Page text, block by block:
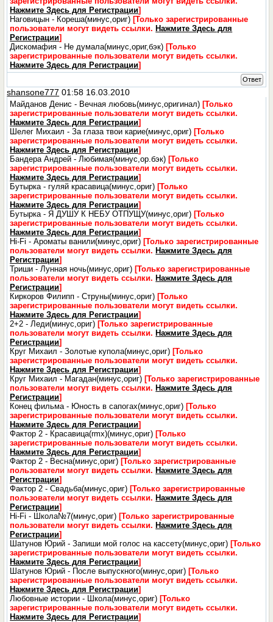
Нажмите Здесь для Регистрации]
Наговицын - Кореша(минус,ориг) [Только зарегистрированные
пользователи могут видеть ссылки. Нажмите Здесь для
Регистрации]
Дискомафия - Не думала(минус,ориг,бэк) [Только
зарегистрированные пользователи могут видеть ссылки.
Нажмите Здесь для Регистрации]
Ответ
shansone777 01:58 16.03.2010
Майданов Денис - Вечная любовь(минус,оригинал) [Только
зарегистрированные пользователи могут видеть ссылки.
Нажмите Здесь для Регистрации]
Шелег Михаил - За глаза твои карие(минус,ориг) [Только
зарегистрированные пользователи могут видеть ссылки.
Нажмите Здесь для Регистрации]
Бандера Андрей - Любимая(минус,ор.бэк) [Только
зарегистрированные пользователи могут видеть ссылки.
Нажмите Здесь для Регистрации]
Бутырка - гуляй красавица(минус,ориг) [Только
зарегистрированные пользователи могут видеть ссылки.
Нажмите Здесь для Регистрации]
Бутырка - Я ДУШУ К НЕБУ ОТПУЩУ(минус,ориг) [Только
зарегистрированные пользователи могут видеть ссылки.
Нажмите Здесь для Регистрации]
Hi-Fi - Ароматы ванили(минус,ориг) [Только зарегистрированные
пользователи могут видеть ссылки. Нажмите Здесь для
Регистрации]
Триши - Лунная ночь(минус,ориг) [Только зарегистрированные
пользователи могут видеть ссылки. Нажмите Здесь для
Регистрации]
Киркоров Филипп - Струны(минус,ориг) [Только
зарегистрированные пользователи могут видеть ссылки.
Нажмите Здесь для Регистрации]
2+2 - Леди(минус,ориг) [Только зарегистрированные
пользователи могут видеть ссылки. Нажмите Здесь для
Регистрации]
Круг Михаил - Золотые купола(минус,ориг) [Только
зарегистрированные пользователи могут видеть ссылки.
Нажмите Здесь для Регистрации]
Круг Михаил - Магадан(минус,ориг) [Только зарегистрированные
пользователи могут видеть ссылки. Нажмите Здесь для
Регистрации]
Конец фильма - Юность в сапогах(минус,ориг) [Только
зарегистрированные пользователи могут видеть ссылки.
Нажмите Здесь для Регистрации]
Фактор 2 - Красавица(rmx)(минус,ориг) [Только
зарегистрированные пользователи могут видеть ссылки.
Нажмите Здесь для Регистрации]
Фактор 2 - Весна(минус,ориг) [Только зарегистрированные
пользователи могут видеть ссылки. Нажмите Здесь для
Регистрации]
Фактор 2 - Свадьба(минус,ориг) [Только зарегистрированные
пользователи могут видеть ссылки. Нажмите Здесь для
Регистрации]
Hi-Fi - Школа№7(минус,ориг) [Только зарегистрированные
пользователи могут видеть ссылки. Нажмите Здесь для
Регистрации]
Шатунов Юрий - Запиши мой голос на кассету(минус,ориг) [Только
зарегистрированные пользователи могут видеть ссылки.
Нажмите Здесь для Регистрации]
Шатунов Юрий - После выпускного(минус,ориг) [Только
зарегистрированные пользователи могут видеть ссылки.
Нажмите Здесь для Регистрации]
Любовные истории - Школа(минус,ориг) [Только
зарегистрированные пользователи могут видеть ссылки.
Нажмите Здесь для Регистрации]